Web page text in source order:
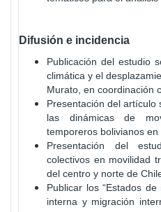
Difusión e incidencia
Publicación del estudio
climática y el
Murato, en coordinación
Presentación del artículo
las dinámicas de
temporeros bolivianos en
Presentación del
colectivos en movilidad
del centro y norte de
Publicar los “Estados
interna y migración